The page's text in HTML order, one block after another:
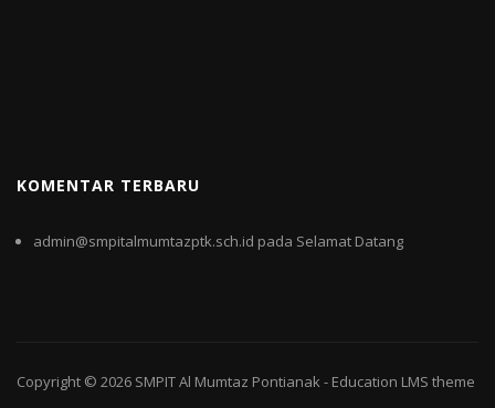
KOMENTAR TERBARU
admin@smpitalmumtazptk.sch.id pada Selamat Datang
Copyright © 2026 SMPIT Al Mumtaz Pontianak- Education LMS theme